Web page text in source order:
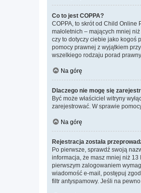
Co to jest COPPA?
COPPA, to skrót od Child Online
małoletnich – mających mniej
czy to dotyczy ciebie jako kogoś
pomocy prawnej z wyjątkiem
wszelkiego rodzaju porad
Na górę
Dlaczego nie mogę się
Być może właściciel witryny
zarejestrować. W sprawie
Na górę
Rejestracja została
Po pierwsze, sprawdź swoją
informacja, że masz mniej niż 13
pierwszym zalogowaniem
wiadomość e-mail, postępuj
filtr antyspamowy. Jeśli na